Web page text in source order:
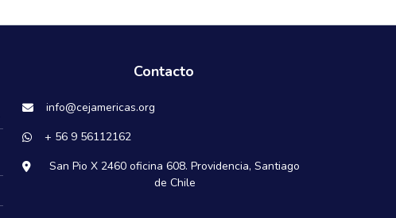
Contacto
info@cejamericas.org
+ 56 9 56112162
San Pio X 2460 oficina 608. Providencia, Santiago
de Chile